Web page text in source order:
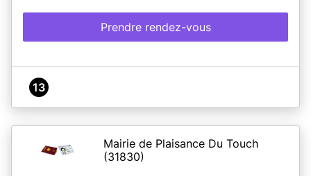
Prendre rendez-vous
13
Mairie de Plaisance Du Touch
(31830)